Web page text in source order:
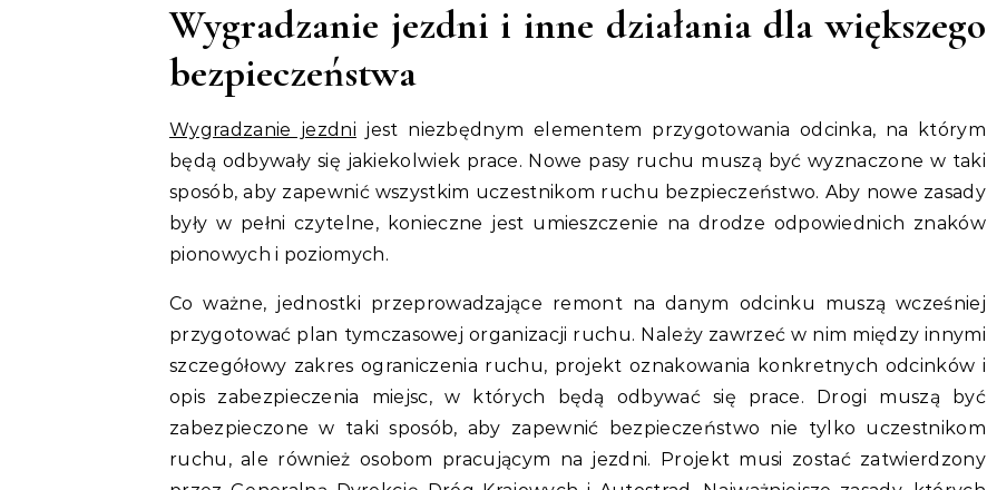
Wygradzanie jezdni i inne działania dla większego
bezpieczeństwa
Wygradzanie jezdni jest niezbędnym elementem przygotowania odcinka, na którym
będą odbywały się jakiekolwiek prace. Nowe pasy ruchu muszą być wyznaczone w taki
sposób, aby zapewnić wszystkim uczestnikom ruchu bezpieczeństwo. Aby nowe zasady
były w pełni czytelne, konieczne jest umieszczenie na drodze odpowiednich znaków
pionowych i poziomych.
Co ważne, jednostki przeprowadzające remont na danym odcinku muszą wcześniej
przygotować plan tymczasowej organizacji ruchu. Należy zawrzeć w nim między innymi
szczegółowy zakres ograniczenia ruchu, projekt oznakowania konkretnych odcinków i
opis zabezpieczenia miejsc, w których będą odbywać się prace. Drogi muszą być
zabezpieczone w taki sposób, aby zapewnić bezpieczeństwo nie tylko uczestnikom
ruchu, ale również osobom pracującym na jezdni. Projekt musi zostać zatwierdzony